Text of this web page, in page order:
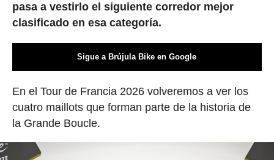
pasa a vestirlo el siguiente corredor mejor
clasificado en esa categoría.
Sigue a Brújula Bike en Google
En el Tour de Francia 2026 volveremos a ver los
cuatro maillots que forman parte de la historia de
la Grande Boucle.